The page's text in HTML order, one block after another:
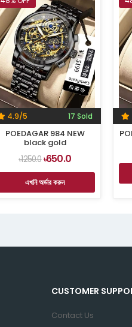
4.9/5 17 Sold
POEDAGAR 984 NEW
black gold
৳1250.0৳650.0
এখনি অর্ডার করুন
CUSTOMER
Contact Us